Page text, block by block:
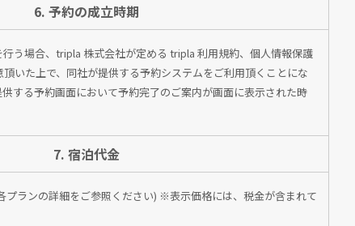
6. 予約の成立時期
う場合、tripla 株式会社が定める tripla 利用規約、個人情報保護
頂いた上で、同社が提供する予約システムをご利用頂くことにな
する予約画面において予約完了のご案内が画面に表示された時
7. 宿泊代金
プランの詳細をご参照ください) ※表示価格には、税金が含まれて